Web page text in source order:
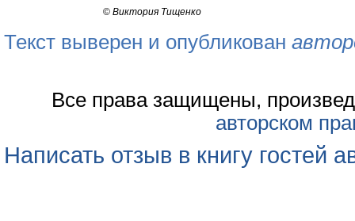
© Виктория Тищенко
Текст выверен и опубликован
Все права защищены,
авторском
Написать отзыв в книгу гостей